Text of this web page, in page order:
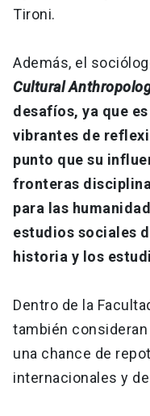
Tironi.
Además, el
Cultural
desafíos, ya que
vibrantes de
punto que su
fronteras
para las
estudios sociales
historia y los
Dentro de la
también
una chance de
internacionales y